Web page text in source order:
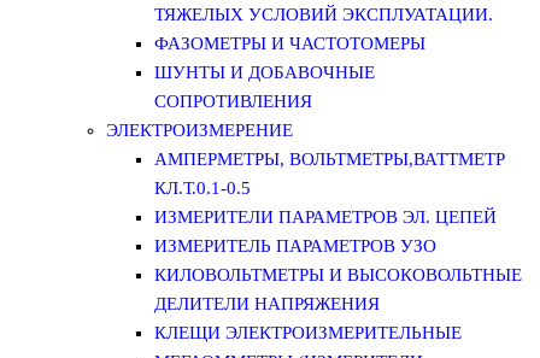
ТЯЖЕЛЫХ УСЛОВИЙ ЭКСПЛУАТАЦИИ.
ФАЗОМЕТРЫ И ЧАСТОТОМЕРЫ
ШУНТЫ И ДОБАВОЧНЫЕ
СОПРОТИВЛЕНИЯ
ЭЛЕКТРОИЗМЕРЕНИЕ
АМПЕРМЕТРЫ, ВОЛЬТМЕТРЫ,ВАТТМЕТР
КЛ.Т.0.1-0.5
ИЗМЕРИТЕЛИ ПАРАМЕТРОВ ЭЛ. ЦЕПЕЙ
ИЗМЕРИТЕЛЬ ПАРАМЕТРОВ УЗО
КИЛОВОЛЬТМЕТРЫ И ВЫСОКОВОЛЬТНЫЕ
ДЕЛИТЕЛИ НАПРЯЖЕНИЯ
КЛЕЩИ ЭЛЕКТРОИЗМЕРИТЕЛЬНЫЕ